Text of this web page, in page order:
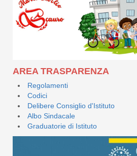
AREA TRASPARENZA
Regolamenti
Codici
Delibere Consiglio d'Istituto
Albo Sindacale
Graduatorie di Istituto